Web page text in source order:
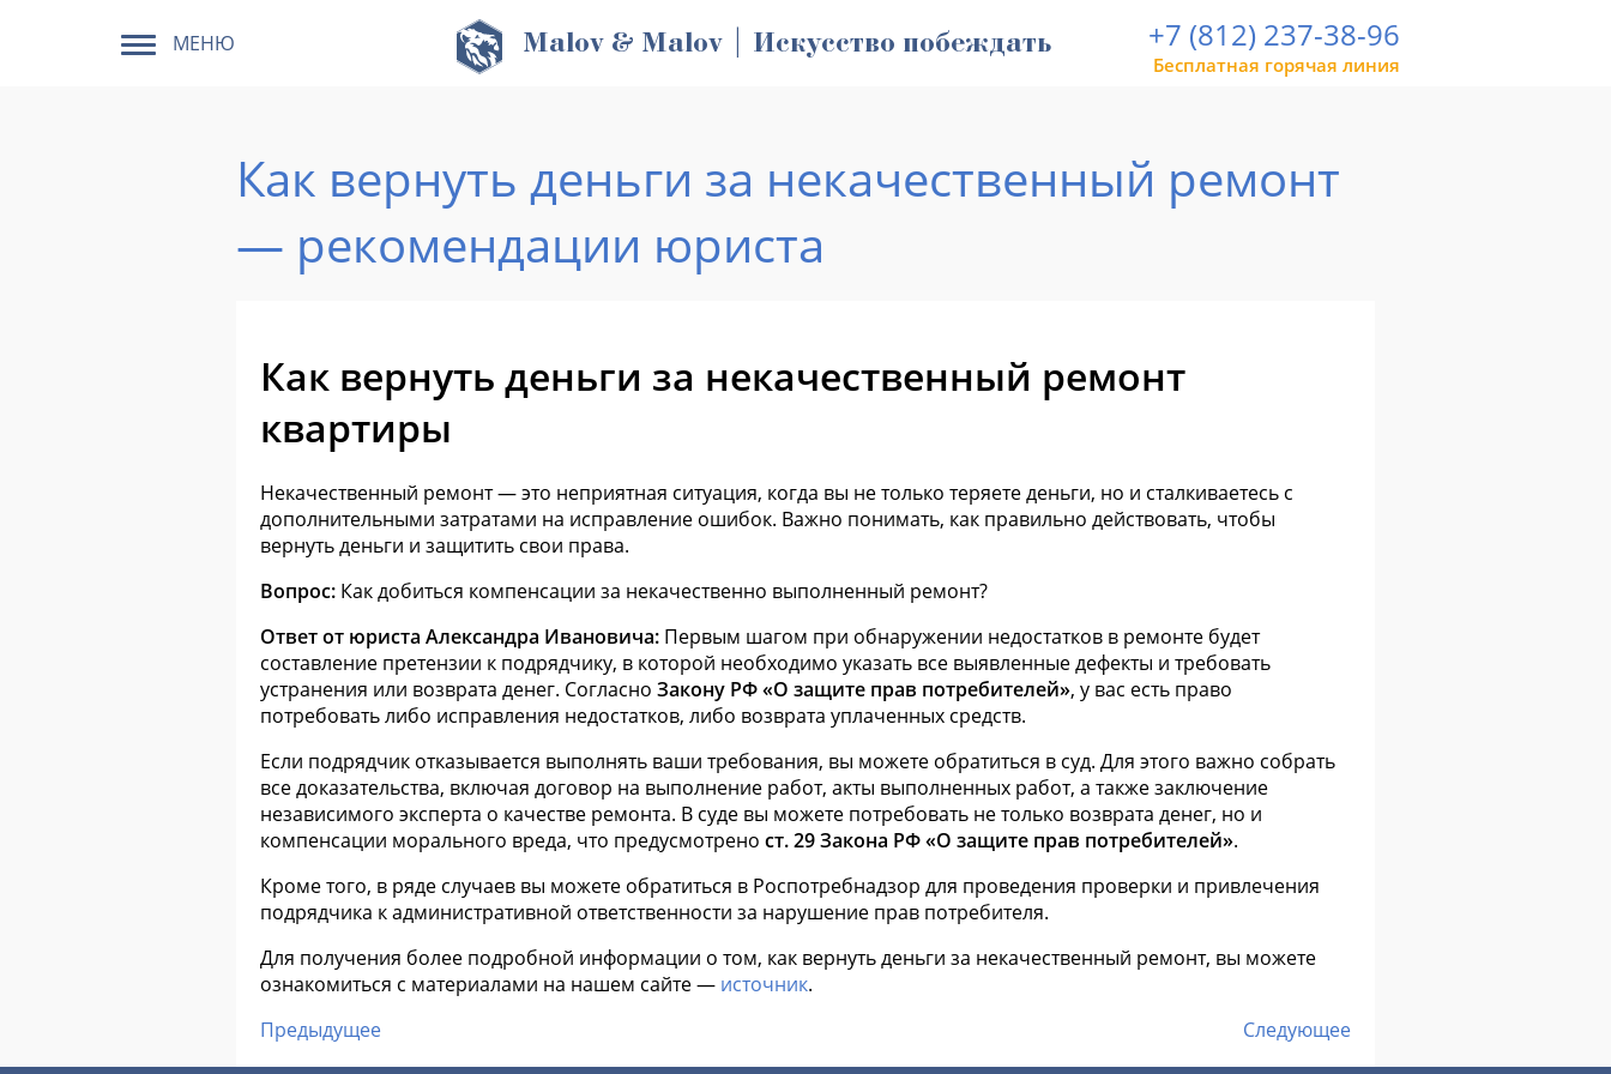
МЕНЮ Malov & Malov | Искусство побеждать +7 (812) 237-38-96
Бесплатная горячая линия
Как вернуть деньги за некачественный ремонт
— рекомендации юриста
Как вернуть деньги за некачественный ремонт
квартиры
Некачественный ремонт — это неприятная ситуация, когда вы не только теряете деньги, но и сталкиваетесь с
дополнительными затратами на исправление ошибок. Важно понимать, как правильно действовать, чтобы
вернуть деньги и защитить свои права.
Вопрос: Как добиться компенсации за некачественно выполненный ремонт?
Ответ от юриста Александра Ивановича: Первым шагом при обнаружении недостатков в ремонте будет
составление претензии к подрядчику, в которой необходимо указать все выявленные дефекты и требовать
устранения или возврата денег. Согласно Закону РФ «О защите прав потребителей», у вас есть право
потребовать либо исправления недостатков, либо возврата уплаченных средств.
Если подрядчик отказывается выполнять ваши требования, вы можете обратиться в суд. Для этого важно собрать
все доказательства, включая договор на выполнение работ, акты выполненных работ, а также заключение
независимого эксперта о качестве ремонта. В суде вы можете потребовать не только возврата денег, но и
компенсации морального вреда, что предусмотрено ст. 29 Закона РФ «О защите прав потребителей».
Кроме того, в ряде случаев вы можете обратиться в Роспотребнадзор для проведения проверки и привлечения
подрядчика к административной ответственности за нарушение прав потребителя.
Для получения более подробной информации о том, как вернуть деньги за некачественный ремонт, вы можете
ознакомиться с материалами на нашем сайте — источник.
Предыдущее
Следующее